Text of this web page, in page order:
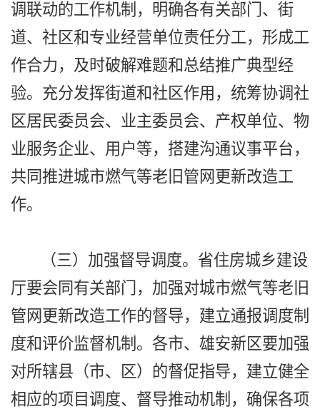
调联动的工作机制，明确各有关部门、街
道、社区和专业经营单位责任分工，形成工
作合力，及时破解难题和总结推广典型经
验。充分发挥街道和社区作用，统筹协调社
区居民委员会、业主委员会、产权单位、物
业服务企业、用户等，搭建沟通议事平台，
共同推进城市燃气等老旧管网更新改造工
作。
（三）加强督导调度。省住房城乡建设
厅要会同有关部门，加强对城市燃气等老旧
管网更新改造工作的督导，建立通报调度制
度和评价监督机制。各市、雄安新区要加强
对所辖县（市、区）的督促指导，建立健全
相应的项目调度、督导推动机制，确保各项